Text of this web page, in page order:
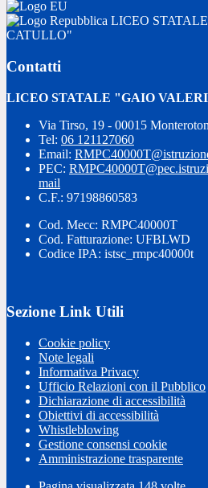
LICEO
CATULLO"
Contatti
LICEO STATALE "GAIO
Via Tirso, 19 - 00015
Tel: 06 121127060
Email:
PEC:
mail
C.F.: 97198860583
Cod. Mecc: RMPC40000T
Cod. Fatturazione: UFBLWD
Codice IPA: istsc_rmpc40000t
Sezione Link Utili
Cookie policy
Note legali
Informativa Privacy
Ufficio Relazioni con il Pubblico
Dichiarazione di accessibilità
Obiettivi di accessibilità
Whistleblowing
Gestione consensi cookie
Amministrazione trasparente